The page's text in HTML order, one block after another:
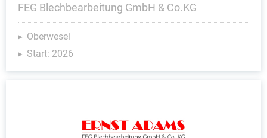
FEG Blechbearbeitung GmbH & Co.KG
Oberwesel
Start: 2026